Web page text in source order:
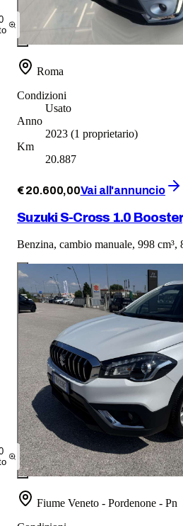
Roma
Condizioni
Usato
Anno
2023 (1 proprietario)
Km
20.887
€20.600,00Vai all'annuncio
Suzuki S-Cross 1.0
Benzina, cambio manuale, 998
Fiume Veneto - Pordenone - Pn